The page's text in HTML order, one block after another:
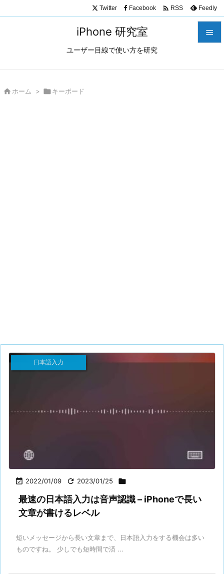
iPhone 研究室
ユーザー目線で使い方を研究

Twitter Facebook  RSS Feedly
 ホーム > キーボード
 2022/01/09  2023/01/25 
日本語入力
最速の日本語入力は音声認識 – iPhoneで長い
文章が書けるレベル
短いメッセージから長い文章まで、日本語入力をする機会は多い
ものですね。 少しでも短時間で済 ...